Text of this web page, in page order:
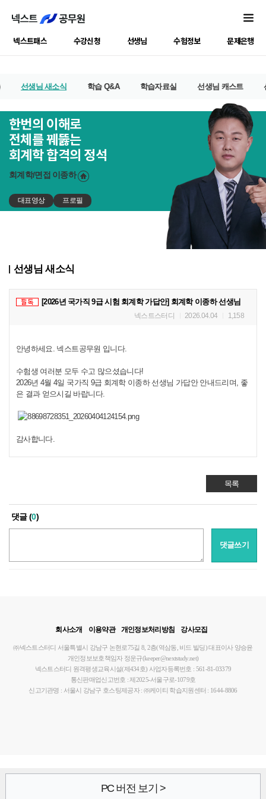
넥스트패스 수강신청 선생님 수험정보 문제은행
선생님 새소식 학습 Q&A 학습자료실 선생님 캐스트
한번의 이해로
전체를 꿰뚫는
회계학 합격의 정석
회계학/면접 이종하
대표영상 프로필
선생님 새소식
[2026년 국가직 9급 시험 회계학 가답안] 회계학 이종하 선생님
넥스트스터디 2026.04.04 1,158
안녕하세요. 넥스트공무원 입니다.
수험생 여러분 모두 수고 많으셨습니다!
2026년 4월 4일 국가직 9급 회계학 이종하 선생님 가답안 안내드리며, 좋
은 결과 얻으시길 바랍니다.
감사합니다.
목록
댓글 (0)
댓글쓰기
회사소개 이용약관 개인정보처리방침 강사모집
㈜넥스트스터디 서울특별시 강남구 논현로75길 8, 2층(역삼동, 비드 빌딩)대표이사 양승윤
개인정보보호책임자 정운규(keeper@nextstudy.net)
넥스트스터디 원격평생교육시설(제434호) 사업자등록번호 : 561-81-03379
통신판매업신고번호 : 제2025-서울구로-1079호
신고기관명 : 서울시 강남구 호스팅제공자 : ㈜케이티 학습지원센터 : 1644-8806
PC 버전 보기 >